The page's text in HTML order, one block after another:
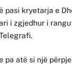
pasi kryetarja e
i zgjedhur i
pa atë si një